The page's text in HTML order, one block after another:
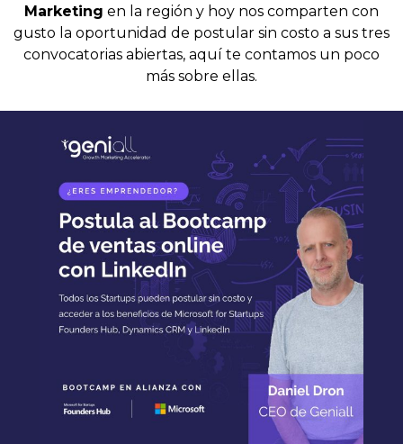
Marketing en la región y hoy nos comparten con
gusto la oportunidad de postular sin costo a sus tres
convocatorias abiertas, aquí te contamos un poco
más sobre ellas.